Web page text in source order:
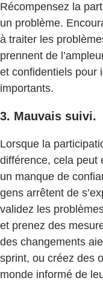
Récompensez la
un problème.
à traiter les
prennent de
et confidentiels pour
importants.
3. Mauvais suivi.
Lorsque la
différence, cela peut
un manque de
gens arrêtent de
validez les
et prenez des
des changements
sprint, ou créez des
monde informé de